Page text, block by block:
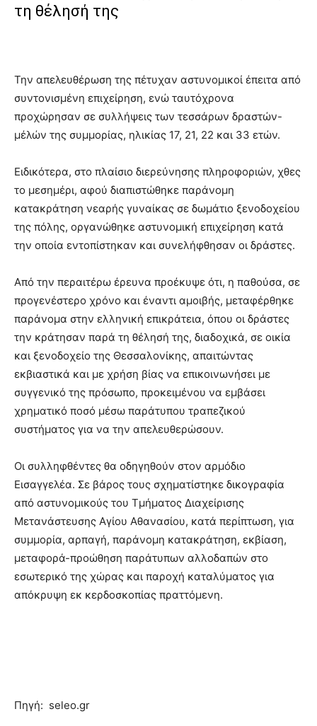
τη θέλησή της
Την απελευθέρωση της πέτυχαν αστυνομικοί έπειτα από
συντονισμένη επιχείρηση, ενώ ταυτόχρονα
προχώρησαν σε συλλήψεις των τεσσάρων δραστών-
μέλών της συμμορίας, ηλικίας 17, 21, 22 και 33 ετών.
Ειδικότερα, στο πλαίσιο διερεύνησης πληροφοριών, χθες
το μεσημέρι, αφού διαπιστώθηκε παράνομη
κατακράτηση νεαρής γυναίκας σε δωμάτιο ξενοδοχείου
της πόλης, οργανώθηκε αστυνομική επιχείρηση κατά
την οποία εντοπίστηκαν και συνελήφθησαν οι δράστες.
Από την περαιτέρω έρευνα προέκυψε ότι, η παθούσα, σε
προγενέστερο χρόνο και έναντι αμοιβής, μεταφέρθηκε
παράνομα στην ελληνική επικράτεια, όπου οι δράστες
την κράτησαν παρά τη θέλησή της, διαδοχικά, σε οικία
και ξενοδοχείο της Θεσσαλονίκης, απαιτώντας
εκβιαστικά και με χρήση βίας να επικοινωνήσει με
συγγενικό της πρόσωπο, προκειμένου να εμβάσει
χρηματικό ποσό μέσω παράτυπου τραπεζικού
συστήματος για να την απελευθερώσουν.
Οι συλληφθέντες θα οδηγηθούν στον αρμόδιο
Εισαγγελέα. Σε βάρος τους σχηματίστηκε δικογραφία
από αστυνομικούς του Τμήματος Διαχείρισης
Μετανάστευσης Αγίου Αθανασίου, κατά περίπτωση, για
συμμορία, αρπαγή, παράνομη κατακράτηση, εκβίαση,
μεταφορά-προώθηση παράτυπων αλλοδαπών στο
εσωτερικό της χώρας και παροχή καταλύματος για
απόκρυψη εκ κερδοσκοπίας πραττόμενη.
Πηγή: seleo.gr